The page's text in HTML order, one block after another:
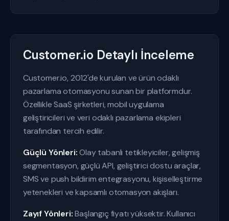
Customer.io Detaylı İnceleme
Customer.io, 2012'de kurulan ve ürün odaklı
pazarlama otomasyonu sunan bir platformdur.
Özellikle SaaS şirketleri, mobil uygulama
geliştiricileri ve veri odaklı pazarlama ekipleri
tarafından tercih edilir.
Güçlü Yönleri:Olay tabanlı tetikleyiciler, gelişmiş
segmentasyon, güçlü API, geliştirici dostu araçlar,
SMS ve push bildirim entegrasyonu, kişiselleştirme
yetenekleri ve kapsamlı otomasyon akışları.
Zayıf Yönleri:Başlangıç fiyatı yüksektir. Kullanıcı